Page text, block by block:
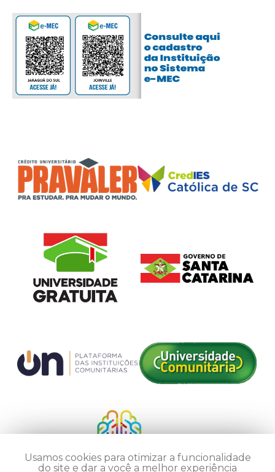
Usamos cookies para otimizar a funcionalidade
do site e dar a você a melhor experiência